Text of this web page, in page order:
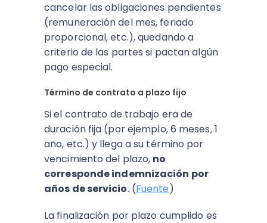
cancelar las obligaciones pendientes
(remuneración del mes, feriado
proporcional, etc.), quedando a
criterio de las partes si pactan algún
pago especial.
Término de contrato a plazo fijo
Si el contrato de trabajo era de
duración fija (por ejemplo, 6 meses, 1
año, etc.) y llega a su término por
vencimiento del plazo, no
corresponde indemnización por
años de servicio. (Fuente)
La finalización por plazo cumplido es